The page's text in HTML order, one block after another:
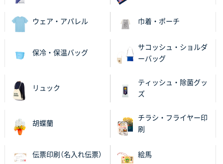
ワンポイント箔押し紙袋 Sサイズ(A5対応)
2025年11月06日 14:57
営業ご担当者さまより、ご丁寧なサポートをいただ
進められました。
【ポリ袋】特別ご注文ページ
3000枚
昨年利用した時に、納期と金額面でかなり業者さんを
比較して決めさせていただきました。 昨年注文分も、
納期がギリギリだったにも関わらず、丁寧に対応して
対応を頂いており助かっております。
ウェア・アパレル 巾着・ポーチ
保冷・保温バッグ
サコッシュ・ショルダ
ーバッグ
リュック
ティッシュ・除菌グッ
ズ
胡蝶蘭
チラシ・フライヤー印
刷
伝票印刷（名入れ伝票） 絵馬